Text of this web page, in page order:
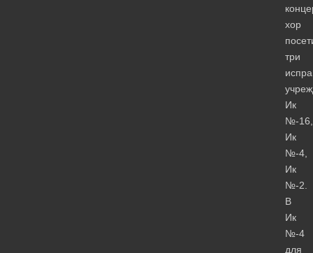
хор
три
Ик
№-16,
Ик
№-4,
Ик
№-2.
В
Ик
№-4
для